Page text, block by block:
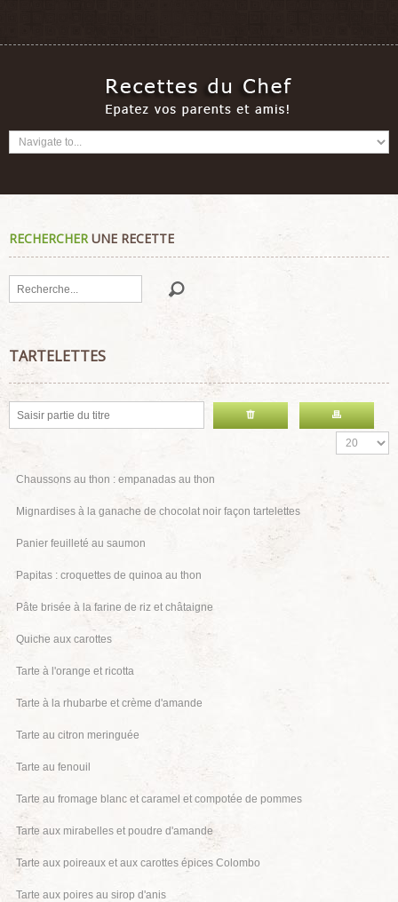
RECHERCHERUNE RECETTE
Rechercher
TARTELETTES
Chaussons au thon : empanadas au thon
Mignardises à la ganache de chocolat noir façon tartelettes
Panier feuilleté au saumon
Papitas : croquettes de quinoa au thon
Pâte brisée à la farine de riz et châtaigne
Quiche aux carottes
Tarte à l'orange et ricotta
Tarte à la rhubarbe et crème d'amande
Tarte au citron meringuée
Tarte au fenouil
Tarte au fromage blanc et caramel et compotée de pommes
Tarte aux mirabelles et poudre d'amande
Tarte aux poireaux et aux carottes épices Colombo
Tarte aux poires au sirop d'anis